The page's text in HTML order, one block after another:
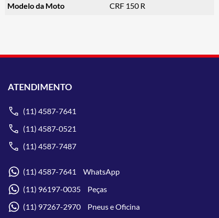
Modelo da Moto CRF 150 R
ATENDIMENTO
(11) 4587-7641
(11) 4587-0521
(11) 4587-7487
(11) 4587-7641 WhatsApp
(11) 96197-0035 Peças
(11) 97267-2970 Pneus e Oficina